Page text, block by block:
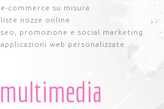
e-commerce su misura
liste nozze online
seo, promozione e social marketing
applicazioni web personalizzate
multimedia